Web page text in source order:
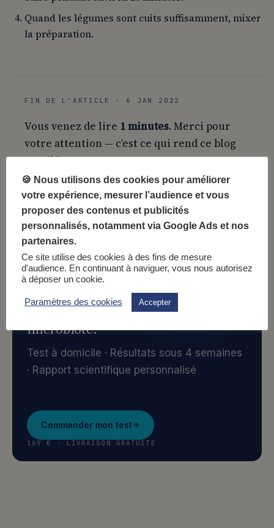
Quand les légumes sont cuits suffisamment, mixer
la préparation.
FIN DE L’ARTICLE · 6 JAN 2022
Vous venez de lire 1 minutes. Merci pour
votre attention — c’est ce qui rend ce blog
possible.
Sauvegarder Partager
Citer cet article →
ALLER PLUS LOIN
Découvrez la composition de
microbiote.
Test à domicile · Résultats sous 4 semaines
· Rapport scientifique personnalisé
Commander mon test
169 € · LIVRAISON GRATUITE
🍪 Nous utilisons des cookies pour améliorer
votre expérience, mesurer l’audience et vous
proposer des contenus et publicités
personnalisés, notamment via Google Ads et nos
partenaires.
Ce site utilise des cookies à des fins de mesure
d'audience. En continuant à naviguer, vous nous autorisez
à déposer un cookie.
Paramètres des cookies Accepter